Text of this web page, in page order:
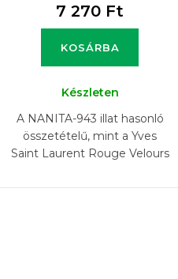
7 270 Ft
KOSÁRBA
Készleten
A NANITA-943 illat hasonló
összetételű, mint a Yves
Saint Laurent Rouge Velours